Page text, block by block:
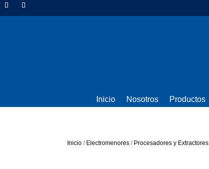
Inicio Nosotros Productos
Inicio / Electromenores / Procesadores y Extractores